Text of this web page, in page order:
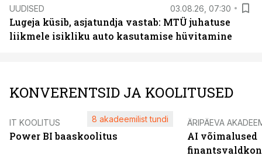
UUDISED 03.08.26, 07:30
Lugeja küsib, asjatundja vastab: MTÜ juhatuse
liikmele isikliku auto kasutamise hüvitamine
KONVERENTSID JA KOOLITUSED
IT KOOLITUS
Power BI baaskoolitus
8 akadeemilist tundi ÄRIPÄEVA
AI võimalused